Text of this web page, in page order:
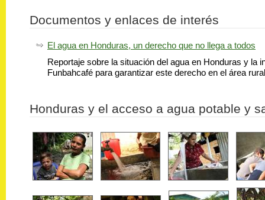
Documentos y enlaces de interés
El agua en Honduras, un derecho que no llega a todos
Reportaje sobre la situación del agua en Honduras y la
Funbahcafé para garantizar este derecho en el área rural
Honduras y el acceso a agua potable y